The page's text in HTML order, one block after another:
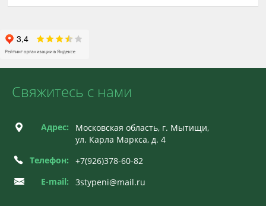
Свяжитесь с нами
Адрес:
Московская область, г. Мытищи,
ул. Карла Маркса, д. 4
Телефон:
+7(926)378-60-82
E-mail:
3stypeni@mail.ru